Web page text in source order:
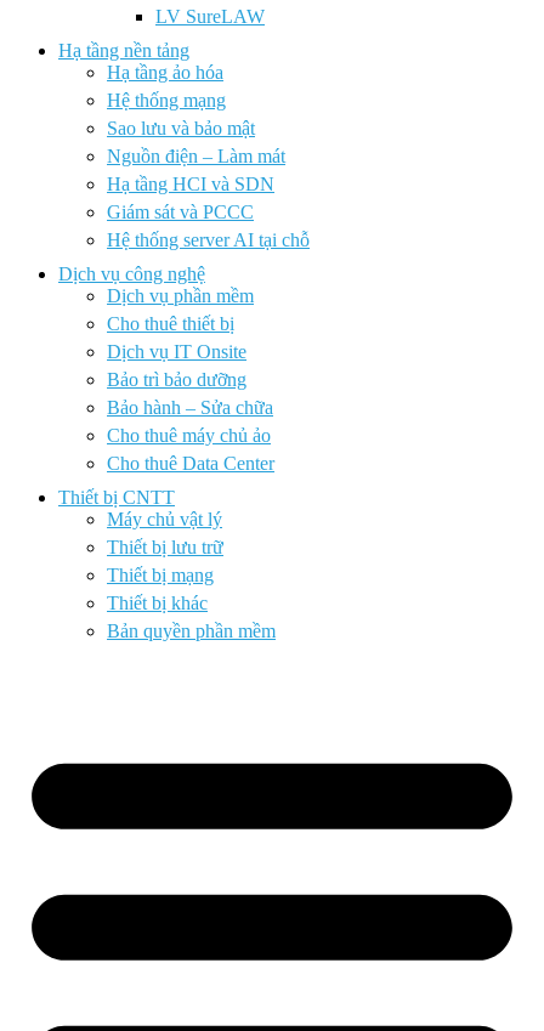
LV SureLAW
Hạ tầng nền tảng
Hạ tầng ảo hóa
Hệ thống mạng
Sao lưu và bảo mật
Nguồn điện – Làm mát
Hạ tầng HCI và SDN
Giám sát và PCCC
Hệ thống server AI tại chỗ
Dịch vụ công nghệ
Dịch vụ phần mềm
Cho thuê thiết bị
Dịch vụ IT Onsite
Bảo trì bảo dưỡng
Bảo hành – Sửa chữa
Cho thuê máy chủ ảo
Cho thuê Data Center
Thiết bị CNTT
Máy chủ vật lý
Thiết bị lưu trữ
Thiết bị mạng
Thiết bị khác
Bản quyền phần mềm